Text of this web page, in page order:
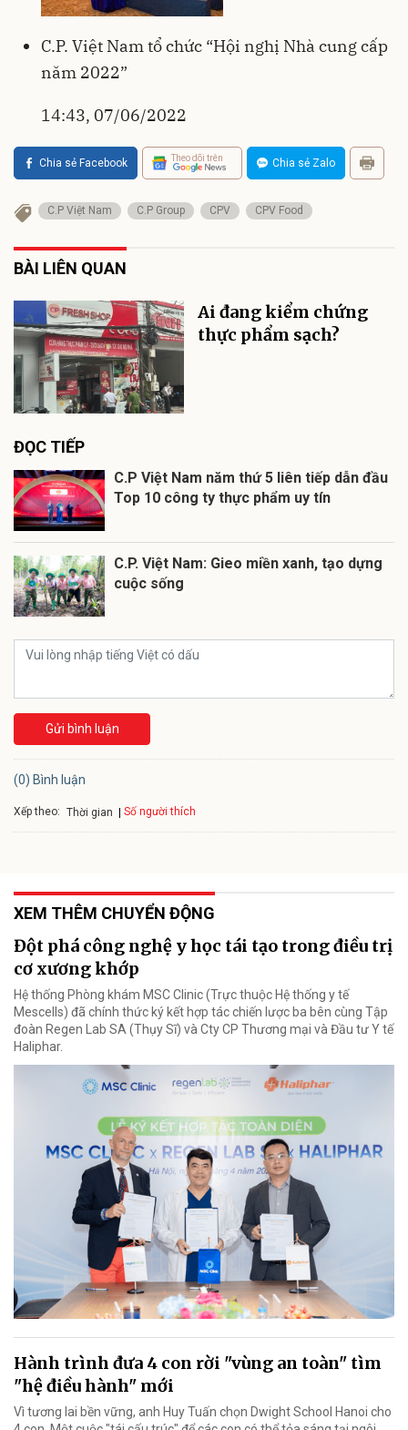
C.P. Việt Nam tổ chức “Hội nghị Nhà cung cấp
năm 2022”
14:43, 07/06/2022
Chia sẻ Facebook Theo dõi trên Chia sẻ Zalo
C.P Việt Nam C.P Group CPV CPV Food
BÀI LIÊN QUAN
Ai đang kiểm chứng
thực phẩm sạch?
ĐỌC TIẾP
C.P Việt Nam năm thứ 5 liên tiếp dẫn đầu
Top 10 công ty thực phẩm uy tín
C.P. Việt Nam: Gieo miền xanh, tạo dựng
cuộc sống
Gửi bình luận
(0) Bình luận
Xếp theo: Thời gian Số người thích
XEM THÊM CHUYỂN ĐỘNG
Đột phá công nghệ y học tái tạo trong điều trị
cơ xương khớp
Hệ thống Phòng khám MSC Clinic (Trực thuộc Hệ thống y tế
Mescells) đã chính thức ký kết hợp tác chiến lược ba bên cùng Tập
đoàn Regen Lab SA (Thụy Sĩ) và Cty CP Thương mại và Đầu tư Y tế
Haliphar.
Hành trình đưa 4 con rời "vùng an toàn" tìm
"hệ điều hành" mới
Vì tương lai bền vững, anh Huy Tuấn chọn Dwight School Hanoi cho